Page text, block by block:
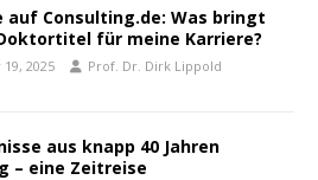
auf Consulting.de: Was bringt
für meine Karriere?
2025 Prof. Dr. Dirk Lippold
aus knapp 40 Jahren
– eine Zeitreise